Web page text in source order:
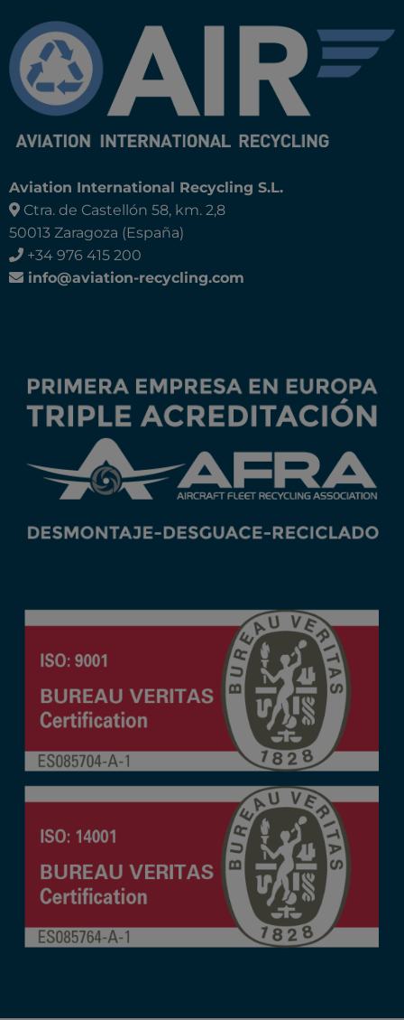
Aviation International Recycling S.L.
Ctra. de Castellón 58, km. 2,8
50013 Zaragoza (España)
+34 976 415 200
info@aviation-recycling.com